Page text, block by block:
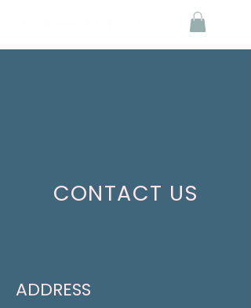
CONTACT US
ADDRESS